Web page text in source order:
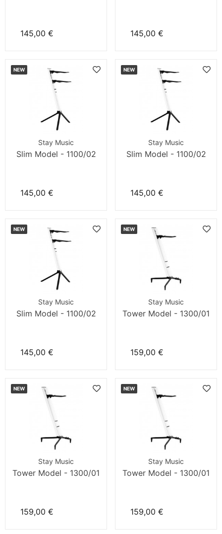
145,00 € 145,00 €
NEW
Stay Music
Slim Model - 1100/02
145,00 €
NEW
Stay Music
Slim Model - 1100/02
145,00 €
NEW
Stay Music
Slim Model - 1100/02
145,00 €
NEW
Stay Music
Tower Model - 1300/01
159,00 €
NEW
Stay Music
Tower Model - 1300/01
159,00 €
NEW
Stay Music
Tower Model - 1300/01
159,00 €